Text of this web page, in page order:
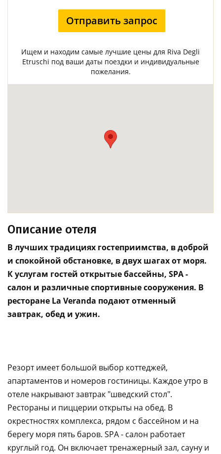
Отправить запрос
Ищем и находим самые лучшие цены для Riva Degli
Etruschi под ваши даты поездки и индивидуальные
пожелания.
Описание отеля
В лучших традициях гостеприимства, в доброй
и спокойной обстановке, в двух шагах от моря.
К услугам гостей открытые бассейны, SPA -
салон и различные спортивные сооружения. В
ресторане La Veranda подают отменный
завтрак, обед и ужин.
Резорт имеет большой выбор коттеджей,
апартаментов и номеров гостиницы. Каждое утро в
отеле накрывают завтрак "шведский стол".
Рестораны и пиццерии открыты на обед. В
окрестностях комплекса, рядом с бассейном и на
берегу моря пять баров. SPA - салон работает
круглый год. Он включает тренажерный зал, сауну и